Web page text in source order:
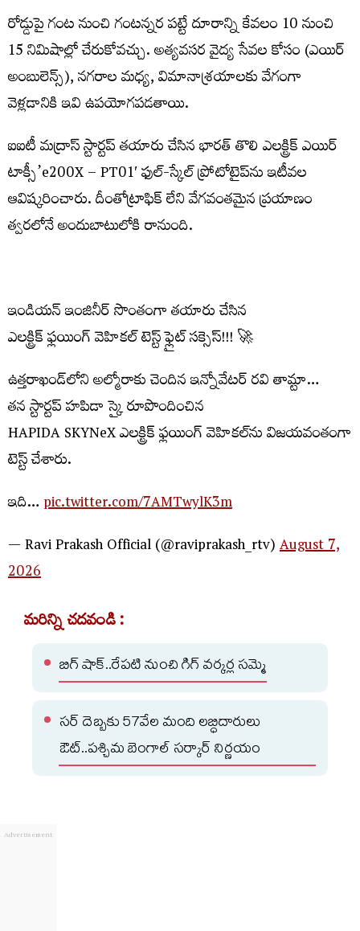
రోడ్డుపై గంట నుంచి గంటన్నర పట్టే దూరాన్ని కేవలం 10 నుంచి
15 నిమిషాల్లో చేరుకోవచ్చు. అత్యవసర వైద్య సేవల కోసం (ఎయిర్
అంబులెన్స్), నగరాల మధ్య, విమానాశ్రయాలకు వేగంగా
వెళ్లడానికి ఇవి ఉపయోగపడతాయి.
ఐఐటీ మద్రాస్ స్టార్టప్ తయారు చేసిన భారత్ తొలి ఎలక్ట్రిక్ ఎయిర్
టాక్సీ’e200X – PT01′ ఫుల్-స్కేల్ ప్రోటోటైప్‌ను ఇటీవల
ఆవిష్కరించారు. దీంతోట్రాఫిక్ లేని వేగవంతమైన ప్రయాణం
త్వరలోనే అందుబాటులోకి రానుంది.
ఇండియన్‌ ఇంజినీర్‌ సొంతంగా తయారు చేసిన
ఎలక్ట్రిక్‌ ఫ్లయింగ్‌ వెహికల్‌ టెస్ట్‌ ఫ్లైట్‌ సక్సెస్‌!!! 🚀
ఉత్తరాఖండ్‌లోని అల్మోరాకు చెందిన ఇన్నోవేటర్‌ రవి తామ్టా…
తన స్టార్టప్‌ హపిడా స్కై రూపొందించిన
HAPIDA SKYNeX ఎలక్ట్రిక్‌ ఫ్లయింగ్‌ వెహికల్‌ను విజయవంతంగా
టెస్ట్‌ చేశారు.
ఇది…pic.twitter.com/7AMTwylK3m
— Ravi Prakash Official (@raviprakash_rtv)August 7,
2026
మరిన్ని చదవండి :
బిగ్ షాక్..రేపటి నుంచి గిగ్ వర్కర్ల సమ్మె
సర్ దెబ్బకు 57వేల మంది లబ్ధిదారులు
ఔట్..పశ్చిమ బెంగాల్ సర్కార్ నిర్ణయం